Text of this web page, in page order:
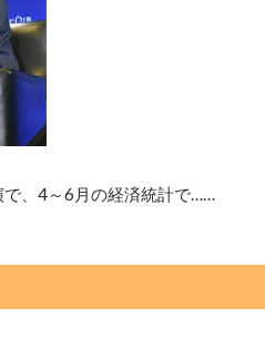
で、4～6月の経済統計で……